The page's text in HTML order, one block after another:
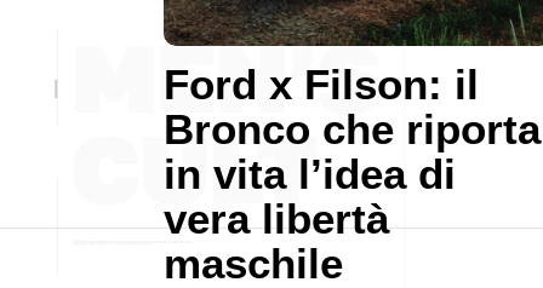
Ford x Filson: il
Bronco che riporta
in vita l’idea di
vera libertà
maschile